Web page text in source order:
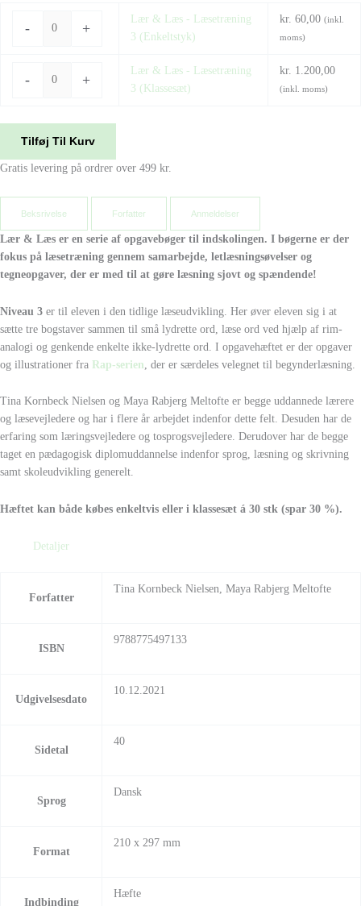
- +
Lær & Læs - Læsetræning
3 (Enkeltstyk)
kr. 60,00 (inkl.
moms)
- +
Lær & Læs - Læsetræning
3 (Klassesæt)
kr. 1.200,00
(inkl. moms)
Tilføj Til Kurv
Gratis levering på ordrer over 499 kr.
Beksrivelse Forfatter Anmeldelser
Lær & Læs er en serie af opgavebøger til indskolingen. I bøgerne er der
fokus på læsetræning gennem samarbejde, letlæsningsøvelser og
tegneopgaver, der er med til at gøre læsning sjovt og spændende!
Niveau 3 er til eleven i den tidlige læseudvikling. Her øver eleven sig i at
sætte tre bogstaver sammen til små lydrette ord, læse ord ved hjælp af rim-
analogi og genkende enkelte ikke-lydrette ord. I opgavehæftet er der opgaver
og illustrationer fra Rap-serien , der er særdeles velegnet til begynderlæsning.
Tina Kornbeck Nielsen og Maya Rabjerg Meltofte er begge uddannede lærere
og læsevejledere og har i flere år arbejdet indenfor dette felt. Desuden har de
erfaring som læringsvejledere og tosprogsvejledere. Derudover har de begge
taget en pædagogisk diplomuddannelse indenfor sprog, læsning og skrivning
samt skoleudvikling generelt.
Hæftet kan både købes enkeltvis eller i klassesæt á 30 stk (spar 30 %).
Detaljer
Forfatter
Tina Kornbeck Nielsen, Maya Rabjerg Meltofte
ISBN
9788775497133
Udgivelsesdato
10.12.2021
Sidetal
40
Sprog
Dansk
Format
210 x 297 mm
Indbinding
Hæfte